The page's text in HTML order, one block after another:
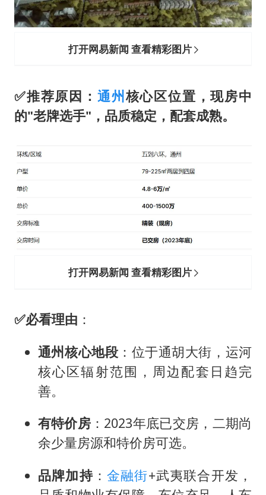
打开网易新闻 查看精彩图片
✅推荐原因 ： 通州核心区位置，现房中
的"老牌选手"，品质稳定，配套成熟。
打开网易新闻 查看精彩图片
✅必看理由 ：
通州核心地段 ：位于通胡大街，运河
核心区辐射范围，周边配套日趋完
善。
有特价房 ：2023年底已交房，二期尚
余少量房源和特价房可选。
品牌加持： 金融街+武夷联合开发，